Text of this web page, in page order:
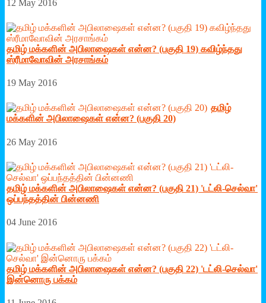
12 May 2016
தமிழ் மக்களின் அபிலாஷைகள் என்ன? (பகுதி 19) கவிழ்ந்தது
ஸ்ரீமாவோவின் அரசாங்கம்
19 May 2016
தமிழ்
மக்களின் அபிலாஷைகள் என்ன? (பகுதி 20)
26 May 2016
தமிழ் மக்களின் அபிலாஷைகள் என்ன? (பகுதி 21) 'டட்லி-செல்வா'
ஒப்பந்தத்தின் பின்னணி
04 June 2016
தமிழ் மக்களின் அபிலாஷைகள் என்ன? (பகுதி 22) 'டட்லி-செல்வா'
இன்னொரு பக்கம்